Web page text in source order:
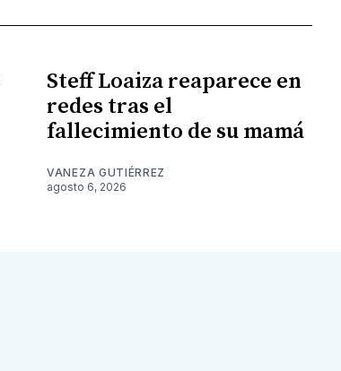
Steff Loaiza reaparece en
redes tras el
fallecimiento de su mamá
VANEZA GUTIÉRREZ
agosto 6, 2026